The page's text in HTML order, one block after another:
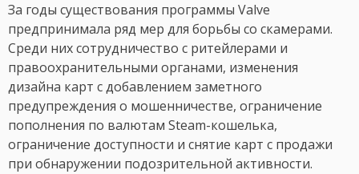
За годы существования программы Valve
предпринимала ряд мер для борьбы со скамерами.
Среди них сотрудничество с ритейлерами и
правоохранительными органами, изменения
дизайна карт с добавлением заметного
предупреждения о мошенничестве, ограничение
пополнения по валютам Steam-кошелька,
ограничение доступности и снятие карт с продажи
при обнаружении подозрительной активности.